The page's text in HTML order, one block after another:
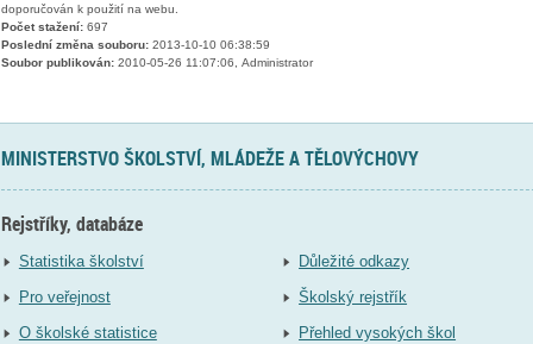
doporučován k použití na webu.
Počet stažení:697
Poslední změna souboru:2013-10-10 06:38:59
Soubor publikován:2010-05-26 11:07:06, Administrator
MINISTERSTVO ŠKOLSTVÍ, MLÁDEŽE A TĚLOVÝCHOVY
Rejstříky, databáze
Statistika školství
Pro veřejnost
O školské statistice
Důležité odkazy
Školský rejstřík
Přehled vysokých škol